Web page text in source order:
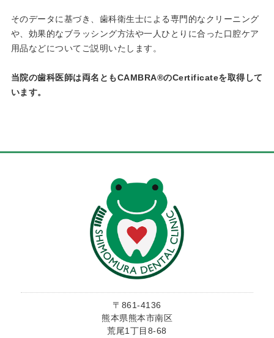
そのデータに基づき、歯科衛生士による専門的なクリーニング
や、効果的なブラッシング方法や一人ひとりに合った口腔ケア
用品などについてご説明いたします。
当院の歯科医師は両名ともCAMBRA®のCertificateを取得して
います。
〒861-4136
熊本県熊本市南区
荒尾1丁目8-68